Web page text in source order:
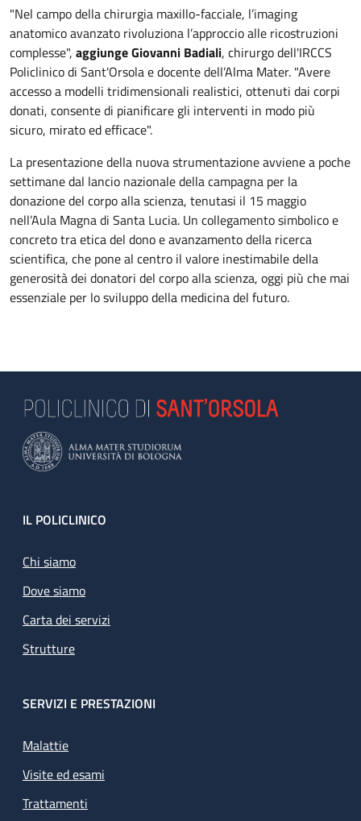
"Nel campo della chirurgia maxillo-facciale, l’imaging
anatomico avanzato rivoluziona l’approccio alle ricostruzioni
complesse", aggiunge Giovanni Badiali, chirurgo dell'IRCCS
Policlinico di Sant'Orsola e docente dell’Alma Mater. "Avere
accesso a modelli tridimensionali realistici, ottenuti dai corpi
donati, consente di pianificare gli interventi in modo più
sicuro, mirato ed efficace".
La presentazione della nuova strumentazione avviene a poche
settimane dal lancio nazionale della campagna per la
donazione del corpo alla scienza, tenutasi il 15 maggio
nell’Aula Magna di Santa Lucia. Un collegamento simbolico e
concreto tra etica del dono e avanzamento della ricerca
scientifica, che pone al centro il valore inestimabile della
generosità dei donatori del corpo alla scienza, oggi più che mai
essenziale per lo sviluppo della medicina del futuro.
Footer
IL POLICLINICO
Chi siamo
Dove siamo
Carta dei servizi
Strutture
SERVIZI E PRESTAZIONI
Malattie
Visite ed esami
Trattamenti